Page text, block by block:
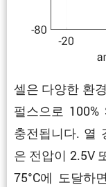
셀은 다양한 환
펄스으로 100%
충전됩니다. 열
은 전압이 2.5V
75°C에 도달하